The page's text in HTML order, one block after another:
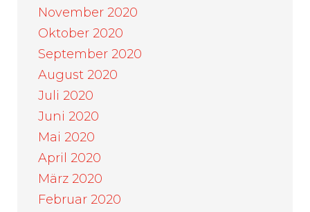
November 2020
Oktober 2020
September 2020
August 2020
Juli 2020
Juni 2020
Mai 2020
April 2020
März 2020
Februar 2020